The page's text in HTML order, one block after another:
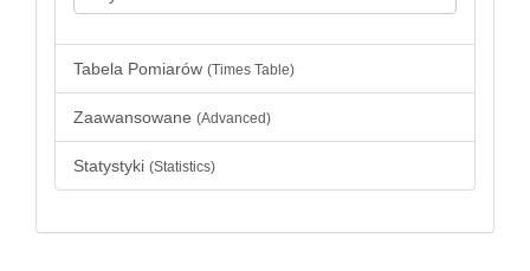
Tabela Pomiarów (Times Table)
Zaawansowane (Advanced)
Statystyki (Statistics)